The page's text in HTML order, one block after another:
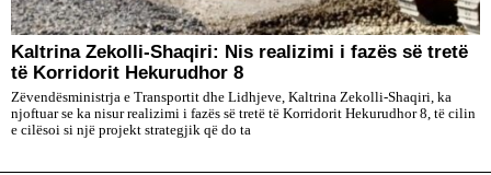
Kaltrina Zekolli-Shaqiri: Nis realizimi i fazës së tretë
të Korridorit Hekurudhor 8
Zëvendësministrja e Transportit dhe Lidhjeve, Kaltrina Zekolli-Shaqiri, ka
njoftuar se ka nisur realizimi i fazës së tretë të Korridorit Hekurudhor 8, të cilin
e cilësoi si një projekt strategjik që do ta